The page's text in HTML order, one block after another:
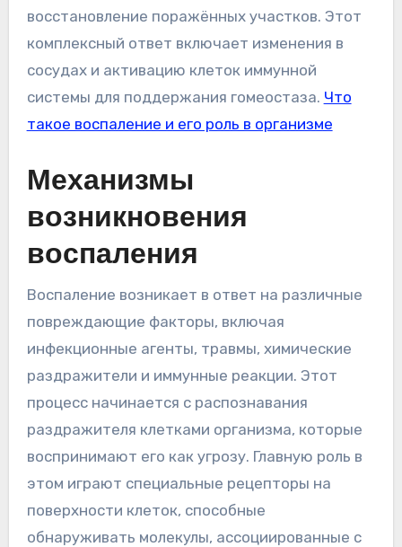
восстановление поражённых участков. Этот
комплексный ответ включает изменения в
сосудах и активацию клеток иммунной
системы для поддержания гомеостаза. Что
такое воспаление и его роль в организме
Механизмы
возникновения
воспаления
Воспаление возникает в ответ на различные
повреждающие факторы, включая
инфекционные агенты, травмы, химические
раздражители и иммунные реакции. Этот
процесс начинается с распознавания
раздражителя клетками организма, которые
воспринимают его как угрозу. Главную роль в
этом играют специальные рецепторы на
поверхности клеток, способные
обнаруживать молекулы, ассоциированные с